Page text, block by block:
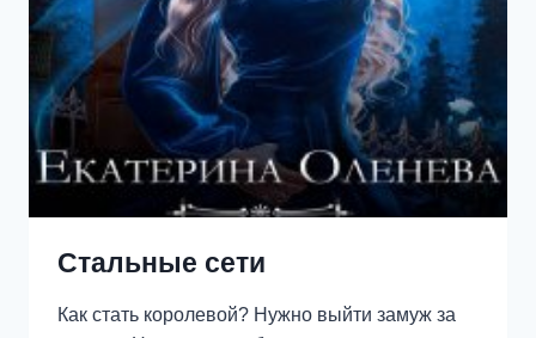
Стальные сети
Как стать королевой? Нужно выйти замуж за